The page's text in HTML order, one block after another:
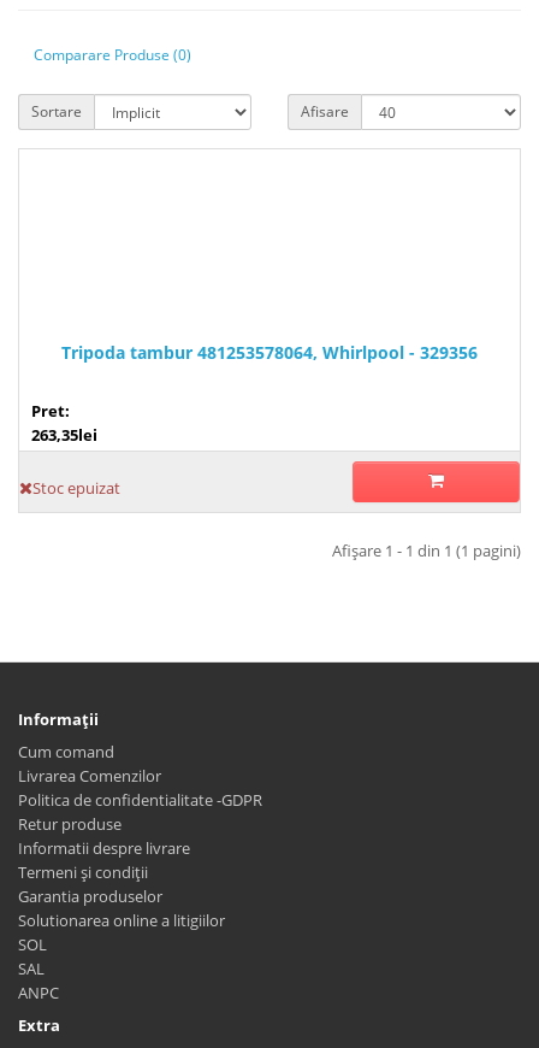
Comparare Produse (0)
Sortare Afisare
Tripoda tambur 481253578064, Whirlpool - 329356
Pret:
263,35lei
Stoc epuizat
Afişare 1 - 1 din 1 (1 pagini)
Informaţii
Cum comand
Livrarea Comenzilor
Politica de confidentialitate -GDPR
Retur produse
Informatii despre livrare
Termeni și condiții
Garantia produselor
Solutionarea online a litigiilor
SOL
SAL
ANPC
Extra